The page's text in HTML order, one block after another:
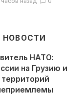
НОВОСТИ
НАТО:
на Грузию и